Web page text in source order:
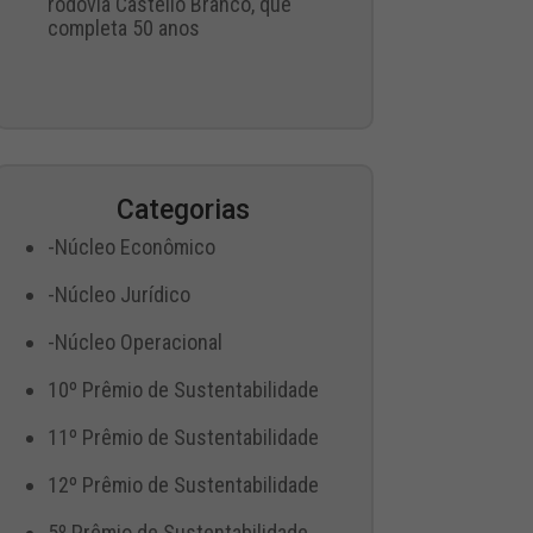
completa 50 anos
Categorias
-Núcleo Econômico
-Núcleo Jurídico
-Núcleo Operacional
10º Prêmio de Sustentabilidade
11º Prêmio de Sustentabilidade
12º Prêmio de Sustentabilidade